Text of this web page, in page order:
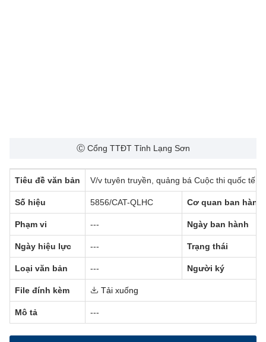
Ⓒ Cổng TTĐT Tỉnh Lạng Sơn
Tiêu đề văn bản V/v tuyên truyền, quảng bá Cuộc thi quốc tế
Số hiệu 5856/CAT-QLHC Cơ quan ban hành
Phạm vi --- Ngày ban hành
Ngày hiệu lực --- Trạng thái
Loại văn bản --- Người ký
File đính kèm Tải xuống
Mô tả ---